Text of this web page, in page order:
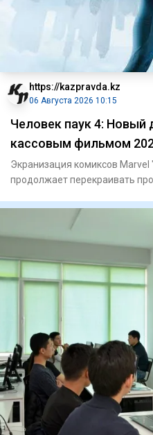
https://kazpravda.kz
06 Августа 2026 10:15
Человек паук 4: Новый
кассовым фильмом
Экранизация комиксов
продолжает перекраивать